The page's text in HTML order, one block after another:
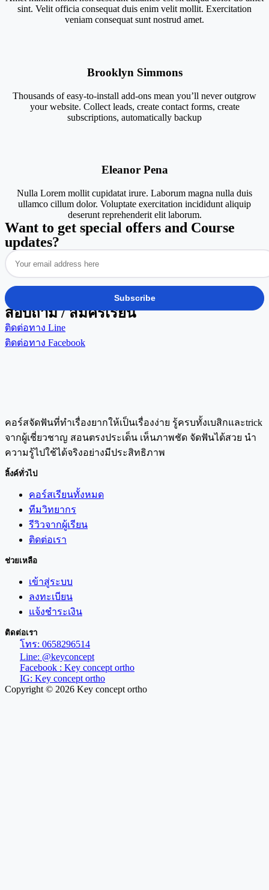
sint. Velit officia consequat duis enim velit mollit. Exercitation
veniam consequat sunt nostrud amet.
Brooklyn Simmons
Thousands of easy‑to‑install add‑ons mean you’ll never outgrow
your website. Collect leads, create contact forms, create
subscriptions, automatically backup
Eleanor Pena
Nulla Lorem mollit cupidatat irure. Laborum magna nulla duis
ullamco cillum dolor. Voluptate exercitation incididunt aliquip
deserunt reprehenderit elit laborum.
Want to get special offers and Course
updates?
สอบถาม / สมัครเรียน
ติดต่อทาง Line
ติดต่อทาง Facebook
คอร์สจัดฟันที่ทำเรื่องยากให้เป็นเรื่องง่าย รู้ครบทั้งเบสิกและtrick
จากผู้เชี่ยวชาญ สอนตรงประเด็น เห็นภาพชัด จัดฟันได้สวย นำ
ความรู้ไปใช้ได้จริงอย่างมีประสิทธิภาพ
ลิ้งค์ทั่วไป
คอร์สเรียนทั้งหมด
ทีมวิทยากร
รีวิวจากผู้เรียน
ติดต่อเรา
ช่วยเหลือ
เข้าสู่ระบบ
ลงทะเบียน
แจ้งชำระเงิน
ติดต่อเรา
โทร: 0658296514
Line: @keyconcept
Facebook : Key concept ortho
IG: Key concept ortho
Copyright © 2026 Key concept ortho